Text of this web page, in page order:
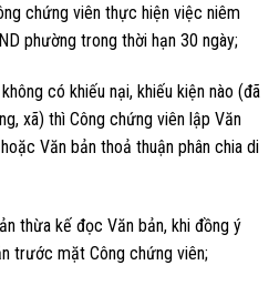
chứng viên thực hiện việc niêm
phường trong thời hạn 30 ngày;
có khiếu nại, khiếu kiện nào (đã
xã) thì Công chứng viên lập Văn
Văn bản thoả thuận phân chia di
thừa kế đọc Văn bản, khi đồng ý
trước mặt Công chứng viên;